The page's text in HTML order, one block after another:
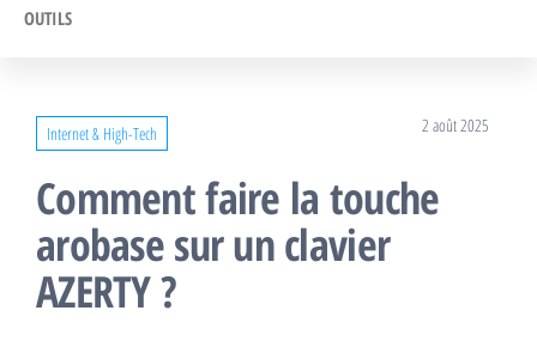
OUTILS
Internet & High-Tech 2 août 2025
Comment faire la touche
arobase sur un clavier
AZERTY ?